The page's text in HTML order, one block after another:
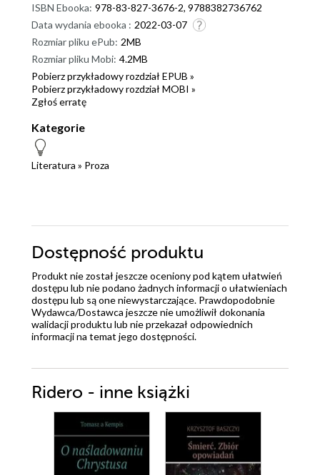
ISBN Ebooka: 978-83-827-3676-2, 9788382736762
Data wydania ebooka : 2022-03-07
Rozmiar pliku ePub: 2MB
Rozmiar pliku Mobi: 4.2MB
Pobierz przykładowy rozdział EPUB »
Pobierz przykładowy rozdział MOBI »
Zgłoś erratę
Kategorie
Literatura » Proza
Dostępność produktu
Produkt nie został jeszcze oceniony pod kątem ułatwień
dostępu lub nie podano żadnych informacji o ułatwieniach
dostępu lub są one niewystarczające. Prawdopodobnie
Wydawca/Dostawca jeszcze nie umożliwił dokonania
walidacji produktu lub nie przekazał odpowiednich
informacji na temat jego dostępności.
Ridero - inne książki